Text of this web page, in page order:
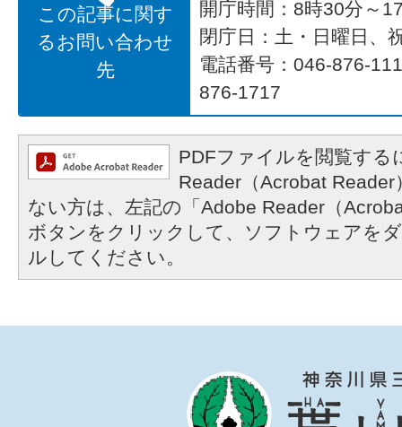
この記事に関す
るお問い合わせ
先
開庁時間：8時30分～
閉庁日：土・日曜日、
電話番号：046-876-
876-1717
PDFファイルを閲覧する
Reader（Acrobat
ない方は、左記の「Adobe Reader（
ボタンをクリックして、ソフトウェアを
ルしてください。